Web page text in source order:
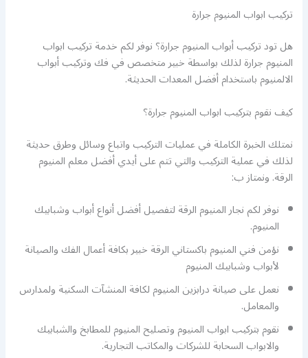
تركيب ابواب المنيوم جرارة
هل تود تركيب أبواب المنيوم جرارة؟ نوفر لكم خدمة تركيب ابواب
المنيوم جرارة لذلك بواسطة خبير متخصص في فك وتركيب أبواب
الالمنيوم باستخدام أفضل المعدات الحديثة.
كيف نقوم بتركيب ابواب المنيوم جرارة؟
نمتلك الخبرة الكاملة في عمليات التركيب واتباع وسائل وطرق حديثة
لذلك في عملية التركيب والتي تتم على أيدي أفضل معلم المنيوم
الرقة. ونمتاز ب:
نوفر لكم نجار المنيوم الرقة لتفصيل أفضل أنواع أبواب وشبابيك
المنيوم.
نؤمن فني المنيوم باكستاني الرقة خبير بكافة أعمال الفك والصيانة
لأبواب وشبابيك المنيوم
نعمل على صيانة درابزين المنيوم لكافة المنشآت السكنية ولمدارس
والمعامل.
نقوم بتركيب ابواب المنيوم وتصليح المنيوم للمطابخ والشبابيك
والابواب السحابة للشركات والمكاتب التجارية.